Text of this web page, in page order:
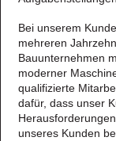
Bei unserem
mehreren
Bauunternehmen
moderner
qualifizierte
dafür, dass unser
unseres Kunden